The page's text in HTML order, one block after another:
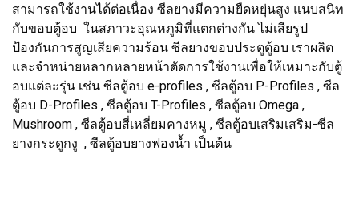
สามารถใช้งานได้ต่อเนื่อง ซีลยางมีความยืดหยุ่นสูง แนบสนิท
กับขอบตู้อบ ในสภาวะอุณหภูมิที่แตกต่างกัน ไม่เสียรูป
ป้องกันการสูญเสียความร้อน ซีลยางขอบประตูตู้อบ เราผลิต
และจำหน่ายหลากหลายหน้าตัดการใช้งานเพื่อให้เหมาะกับตู้
อบแต่ละรุ่น เช่น ซีลตู้อบ e-profiles , ซีลตู้อบ P-Profiles , ซีล
ตู้อบ D-Profiles , ซีลตู้อบ T-Profiles , ซีลตู้อบ Omega ,
Mushroom , ซีลตู้อบสี่เหลี่ยมคางหมู , ซีลตู้อบเสริมเสริม-ซีล
ยางกระดูกงู , ซีลตู้อบยางฟองน้ำ เป็นต้น